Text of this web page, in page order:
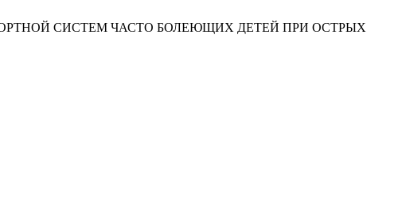
СИСТЕМ ЧАСТО БОЛЕЮЩИХ ДЕТЕЙ ПРИ ОСТРЫХ